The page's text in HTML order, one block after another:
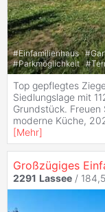
#Einfamilienhaus #
#Parkmöglichkeit #
Top gepflegtes
Siedlungslage mit
Grundstück. Freuen
moderne Küche,
[Mehr]
2291 Lassee /